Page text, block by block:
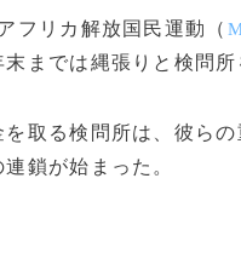
フリカ解放国民運動（
までは縄張りと検問所
取る検問所は、彼らの
鎖が始まった。